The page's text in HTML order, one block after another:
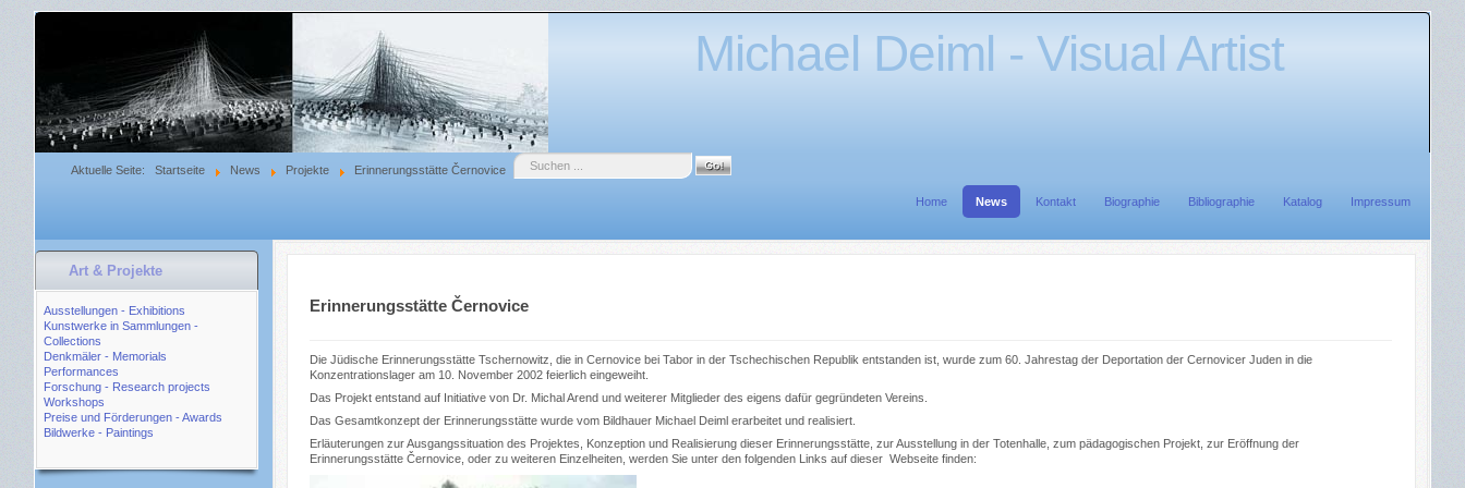
Michael Deiml - Visual Artist
Aktuelle Seite: Startseite News Projekte Erinnerungsstätte Černovice
Suche
Home News Kontakt Biographie Bibliographie Katalog Impressum
Art & Projekte
Ausstellungen - Exhibitions
Kunstwerke in Sammlungen -
Collections
Denkmäler - Memorials
Performances
Forschung - Research projects
Workshops
Preise und Förderungen - Awards
Bildwerke - Paintings
Erinnerungsstätte Černovice
Die Jüdische Erinnerungsstätte Tschernowitz, die in Cernovice bei Tabor in der Tschechischen Republik entstanden ist, wurde zum 60. Jahrestag der Deportation der Cernovicer Juden in die
Konzentrationslager am 10. November 2002 feierlich eingeweiht.
Das Projekt entstand auf Initiative von Dr. Michal Arend und weiterer Mitglieder des eigens dafür gegründeten Vereins.
Das Gesamtkonzept der Erinnerungsstätte wurde vom Bildhauer Michael Deiml erarbeitet und realisiert.
Erläuterungen zur Ausgangssituation des Projektes, Konzeption und Realisierung dieser Erinnerungsstätte, zur Ausstellung in der Totenhalle, zum pädagogischen Projekt, zur Eröffnung der
Erinnerungsstätte Černovice, oder zu weiteren Einzelheiten, werden Sie unter den folgenden Links auf dieser Webseite finden: